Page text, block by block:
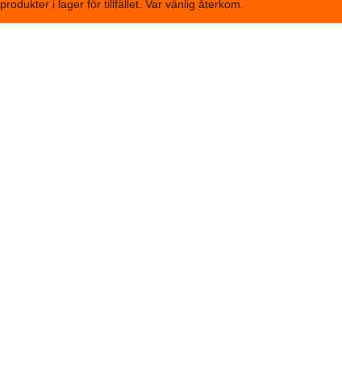
i lager för tillfället. Var vänlig återkom.